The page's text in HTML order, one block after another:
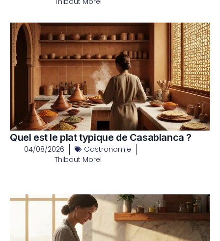
Quel est le plat typique de Casablanca ?
04/08/2026
Gastronomie
Thibaut Morel